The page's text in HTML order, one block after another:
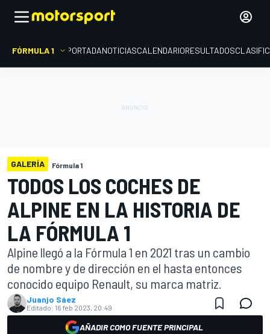
FÓRMULA 1 PORTADANOTICIASCALENDARIORESULTADOS
GALERÍA Fórmula 1
TODOS LOS COCHES DE
ALPINE EN LA HISTORIA DE
LA FÓRMULA 1
Alpine llegó a la Fórmula 1 en 2021 tras un cambio
de nombre y de dirección en el hasta entonces
conocido equipo Renault, su marca matriz.
Juanjo Sáez
Editado: 16 feb 2023, 20:49
AÑADIR COMO FUENTE PRINCIPAL